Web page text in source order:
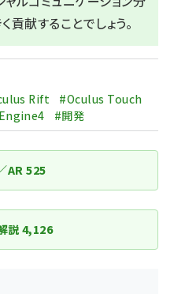
献することでしょう。
Rift
#Oculus Touch
#開発
AR525
説 4,126